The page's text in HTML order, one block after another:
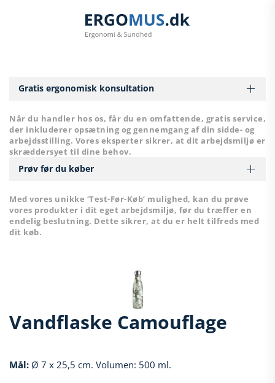
Skip to main content
Gratis ergonomisk konsultation
Når du handler hos os, får du en omfattende, gratis service,
der inkluderer opsætning og gennemgang af din sidde- og
arbejdsstilling. Vores eksperter sikrer, at dit arbejdsmiljø er
skræddersyet til dine behov.
Prøv før du køber
Med vores unikke ‘Test-Før-Køb’ mulighed, kan du prøve
vores produkter i dit eget arbejdsmiljø, før du træffer en
endelig beslutning. Dette sikrer, at du er helt tilfreds med
dit køb.
Vandflaske Camouflage
Mål: Ø 7 x 25,5 cm. Volumen: 500 ml.